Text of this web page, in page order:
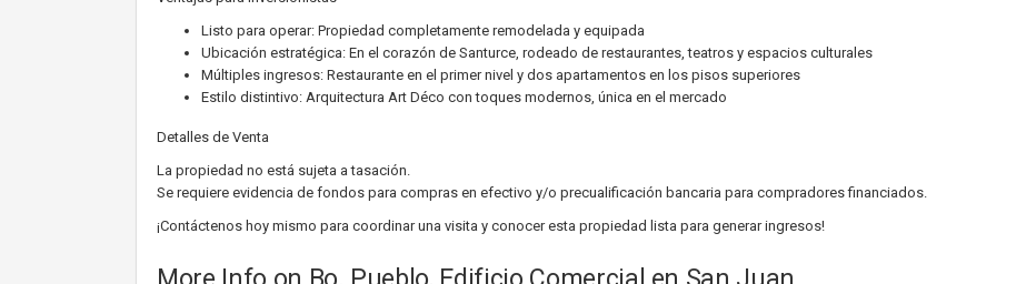
Listo para operar: Propiedad completamente remodelada y equipada
Ubicación estratégica: En el corazón de Santurce, rodeado de restaurantes, teatros y espacios culturales
Múltiples ingresos: Restaurante en el primer nivel y dos apartamentos en los pisos superiores
Estilo distintivo: Arquitectura Art Déco con toques modernos, única en el mercado
Detalles de Venta
La propiedad no está sujeta a tasación.
Se requiere evidencia de fondos para compras en efectivo y/o precualificación bancaria para compradores financiados.
¡Contáctenos hoy mismo para coordinar una visita y conocer esta propiedad lista para generar ingresos!